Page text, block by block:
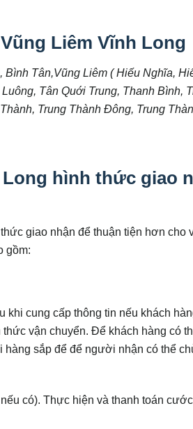
Liêm Vĩnh Long
Bình Tân,Vũng Liêm ( Hiếu Nghĩa,
Tân Quới Trung, Thanh Bình,
Trung Thành Đông, Trung
hình thức giao
giao nhận để thuận tiện hơn cho
gồm:
khi cung cấp thông tin nếu khách
vận chuyển. Để khách hàng có
sắp để để người nhận có thể
có). Thực hiện và thanh toán